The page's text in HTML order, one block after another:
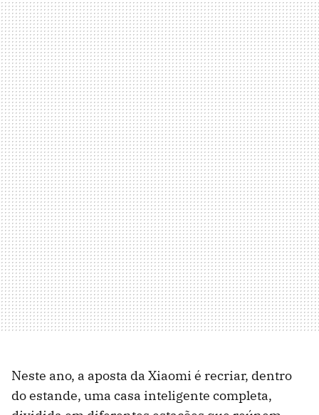
Neste ano, a aposta da Xiaomi é recriar, dentro
do estande, uma casa inteligente completa,